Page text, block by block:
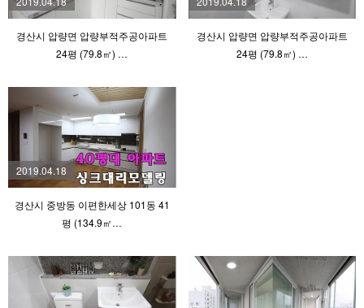
경산시 압량면 압량부적주공아파트
24평 (79.8㎡) …
경산시 압량면 압량부적주공아파트
24평 (79.8㎡) …
2019.04.18
경산시 중방동 이편한세상 101동 41
평 (134.9㎡…